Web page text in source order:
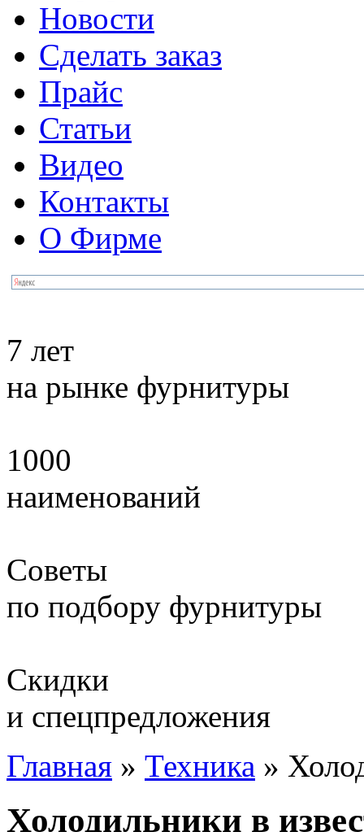
Новости
Сделать заказ
Прайс
Статьи
Видео
Контакты
О Фирме
7 лет
на рынке фурнитуры
1000
наименований
Советы
по подбору фурнитуры
Скидки
и спецпредложения
Главная » Техника »
Холодильники в